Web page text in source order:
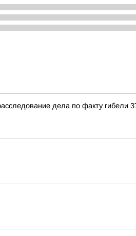
дела по факту гибели